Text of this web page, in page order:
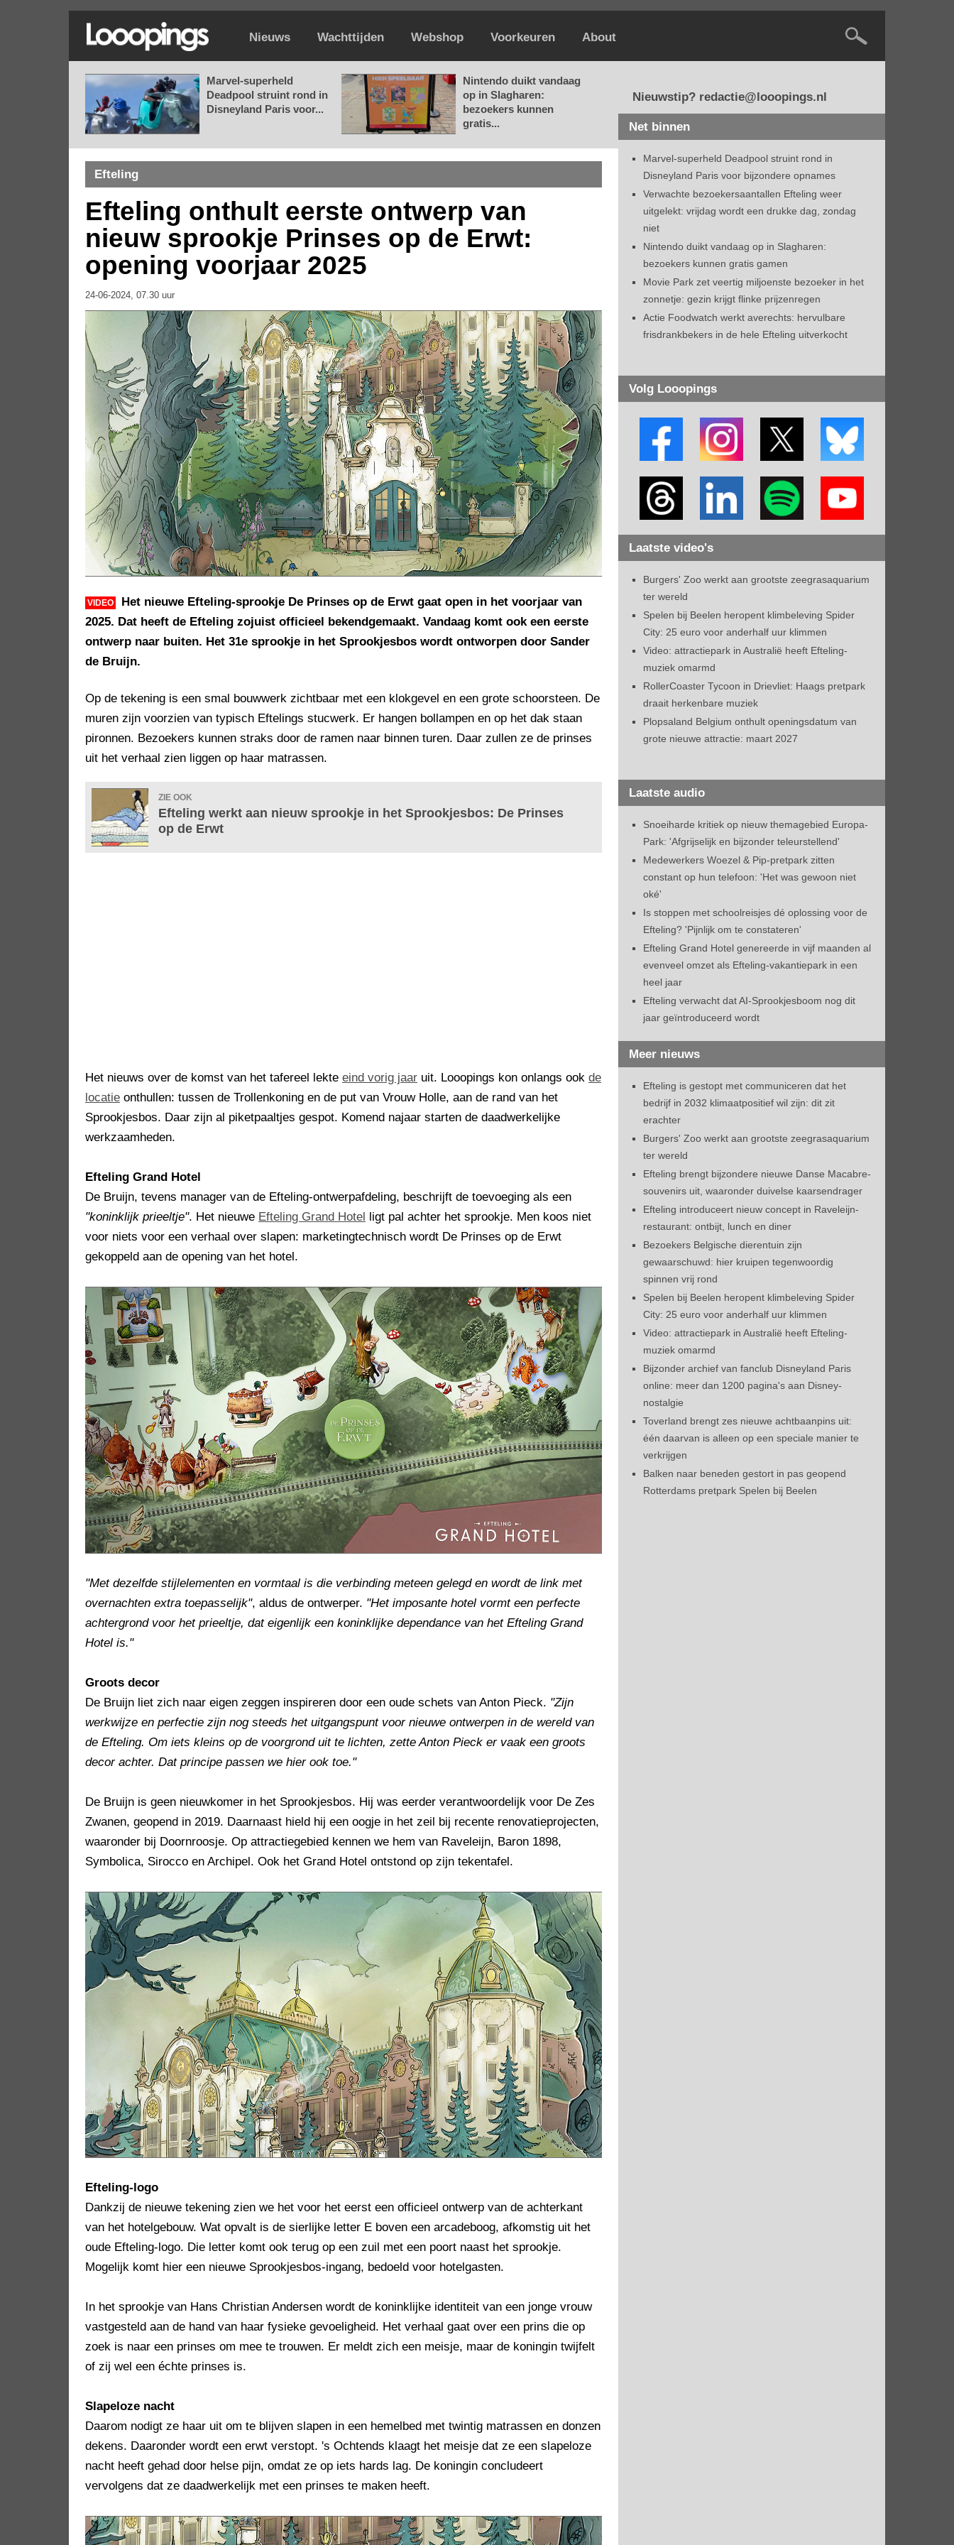
Nieuws Wachttijden Webshop Voorkeuren About
Marvel-superheld
Deadpool struint rond in
Disneyland Paris voor...
Nintendo duikt vandaag
op in Slagharen:
bezoekers kunnen
gratis...
Efteling
Efteling onthult eerste ontwerp van
nieuw sprookje Prinses op de Erwt:
opening voorjaar 2025
24-06-2024, 07.30 uur
VIDEO
Het nieuwe Efteling-sprookje De Prinses op de Erwt gaat open in het voorjaar van
2025. Dat heeft de Efteling zojuist officieel bekendgemaakt. Vandaag komt ook een eerste
ontwerp naar buiten. Het 31e sprookje in het Sprookjesbos wordt ontworpen door Sander
de Bruijn.
Op de tekening is een smal bouwwerk zichtbaar met een klokgevel en een grote schoorsteen. De
muren zijn voorzien van typisch Eftelings stucwerk. Er hangen bollampen en op het dak staan
pironnen. Bezoekers kunnen straks door de ramen naar binnen turen. Daar zullen ze de prinses
uit het verhaal zien liggen op haar matrassen.
ZIE OOK
Efteling werkt aan nieuw sprookje in het Sprookjesbos: De Prinses
op de Erwt
Het nieuws over de komst van het tafereel lekte eind vorig jaar uit. Looopings kon onlangs ook de
locatie onthullen: tussen de Trollenkoning en de put van Vrouw Holle, aan de rand van het
Sprookjesbos. Daar zijn al piketpaaltjes gespot. Komend najaar starten de daadwerkelijke
werkzaamheden.
Efteling Grand Hotel
De Bruijn, tevens manager van de Efteling-ontwerpafdeling, beschrijft de toevoeging als een
"koninklijk prieeltje". Het nieuwe Efteling Grand Hotel
ligt pal achter het sprookje. Men koos niet
voor niets voor een verhaal over slapen: marketingtechnisch wordt De Prinses op de Erwt
gekoppeld aan de opening van het hotel.
"Met dezelfde stijlelementen en vormtaal is die verbinding meteen gelegd en wordt de link met
overnachten extra toepasselijk", aldus de ontwerper. "Het imposante hotel vormt een perfecte
achtergrond voor het prieeltje, dat eigenlijk een koninklijke dependance van het Efteling Grand
Hotel is."
Groots decor
De Bruijn liet zich naar eigen zeggen inspireren door een oude schets van Anton Pieck. "Zijn
werkwijze en perfectie zijn nog steeds het uitgangspunt voor nieuwe ontwerpen in de wereld van
de Efteling. Om iets kleins op de voorgrond uit te lichten, zette Anton Pieck er vaak een groots
decor achter. Dat principe passen we hier ook toe."
De Bruijn is geen nieuwkomer in het Sprookjesbos. Hij was eerder verantwoordelijk voor De Zes
Zwanen, geopend in 2019. Daarnaast hield hij een oogje in het zeil bij recente renovatieprojecten,
waaronder bij Doornroosje. Op attractiegebied kennen we hem van Raveleijn, Baron 1898,
Symbolica, Sirocco en Archipel. Ook het Grand Hotel ontstond op zijn tekentafel.
Efteling-logo
Dankzij de nieuwe tekening zien we het voor het eerst een officieel ontwerp van de achterkant
van het hotelgebouw. Wat opvalt is de sierlijke letter E boven een arcadeboog, afkomstig uit het
oude Efteling-logo. Die letter komt ook terug op een zuil met een poort naast het sprookje.
Mogelijk komt hier een nieuwe Sprookjesbos-ingang, bedoeld voor hotelgasten.
In het sprookje van Hans Christian Andersen wordt de koninklijke identiteit van een jonge vrouw
vastgesteld aan de hand van haar fysieke gevoeligheid. Het verhaal gaat over een prins die op
zoek is naar een prinses om mee te trouwen. Er meldt zich een meisje, maar de koningin twijfelt
of zij wel een échte prinses is.
Slapeloze nacht
Daarom nodigt ze haar uit om te blijven slapen in een hemelbed met twintig matrassen en donzen
dekens. Daaronder wordt een erwt verstopt. 's Ochtends klaagt het meisje dat ze een slapeloze
nacht heeft gehad door helse pijn, omdat ze op iets hards lag. De koningin concludeert
vervolgens dat ze daadwerkelijk met een prinses te maken heeft.
Nieuwstip? redactie@looopings.nl
Net binnen
Marvel-superheld Deadpool struint rond in
Disneyland Paris voor bijzondere opnames
Verwachte bezoekersaantallen Efteling weer
uitgelekt: vrijdag wordt een drukke dag, zondag
niet
Nintendo duikt vandaag op in Slagharen:
bezoekers kunnen gratis gamen
Movie Park zet veertig miljoenste bezoeker in het
zonnetje: gezin krijgt flinke prijzenregen
Actie Foodwatch werkt averechts: hervulbare
frisdrankbekers in de hele Efteling uitverkocht
Volg Looopings
Laatste video's
Burgers' Zoo werkt aan grootste zeegrasaquarium
ter wereld
Spelen bij Beelen heropent klimbeleving Spider
City: 25 euro voor anderhalf uur klimmen
Video: attractiepark in Australië heeft Efteling-
muziek omarmd
RollerCoaster Tycoon in Drievliet: Haags pretpark
draait herkenbare muziek
Plopsaland Belgium onthult openingsdatum van
grote nieuwe attractie: maart 2027
Laatste audio
Snoeiharde kritiek op nieuw themagebied Europa-
Park: 'Afgrijselijk en bijzonder teleurstellend'
Medewerkers Woezel & Pip-pretpark zitten
constant op hun telefoon: 'Het was gewoon niet
oké'
Is stoppen met schoolreisjes dé oplossing voor de
Efteling? 'Pijnlijk om te constateren'
Efteling Grand Hotel genereerde in vijf maanden al
evenveel omzet als Efteling-vakantiepark in een
heel jaar
Efteling verwacht dat AI-Sprookjesboom nog dit
jaar geïntroduceerd wordt
Meer nieuws
Efteling is gestopt met communiceren dat het
bedrijf in 2032 klimaatpositief wil zijn: dit zit
erachter
Burgers' Zoo werkt aan grootste zeegrasaquarium
ter wereld
Efteling brengt bijzondere nieuwe Danse Macabre-
souvenirs uit, waaronder duivelse kaarsendrager
Efteling introduceert nieuw concept in Raveleijn-
restaurant: ontbijt, lunch en diner
Bezoekers Belgische dierentuin zijn
gewaarschuwd: hier kruipen tegenwoordig
spinnen vrij rond
Spelen bij Beelen heropent klimbeleving Spider
City: 25 euro voor anderhalf uur klimmen
Video: attractiepark in Australië heeft Efteling-
muziek omarmd
Bijzonder archief van fanclub Disneyland Paris
online: meer dan 1200 pagina's aan Disney-
nostalgie
Toverland brengt zes nieuwe achtbaanpins uit:
één daarvan is alleen op een speciale manier te
verkrijgen
Balken naar beneden gestort in pas geopend
Rotterdams pretpark Spelen bij Beelen